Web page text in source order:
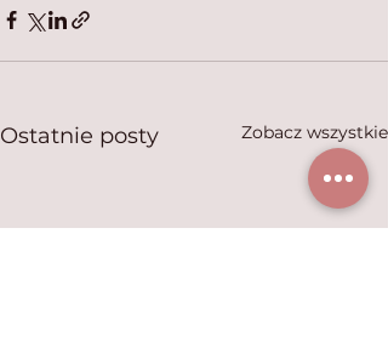
Ostatnie posty Zobacz wszystkie